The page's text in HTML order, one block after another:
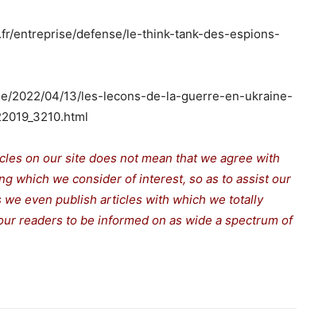
entreprise/defense/le-think-tank-des-espions-
2022/04/13/les-lecons-de-la-guerre-en-ukraine-
on our site does not mean that we agree with
which we consider of interest, so as to assist our
even publish articles with which we totally
readers to be informed on as wide a spectrum of